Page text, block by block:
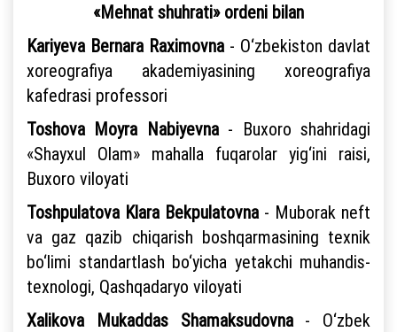
«Mehnat shuhrati» ordeni bilan
Kariyeva Bernara Raximovna- O‘zbekiston davlat
xoreografiya akademiyasining xoreografiya
kafedrasi professori
Toshova Moyra Nabiyevna- Buxoro shahridagi
«Shayxul Olam» mahalla fuqarolar yig‘ini raisi,
Buxoro viloyati
Toshpulatova Klara Bekpulatovna- Muborak neft
va gaz qazib chiqarish boshqarmasining texnik
bo‘limi standartlash bo‘yicha yetakchi muhandis-
texnologi, Qashqadaryo viloyati
Xalikova Mukaddas Shamaksudovna- O‘zbek